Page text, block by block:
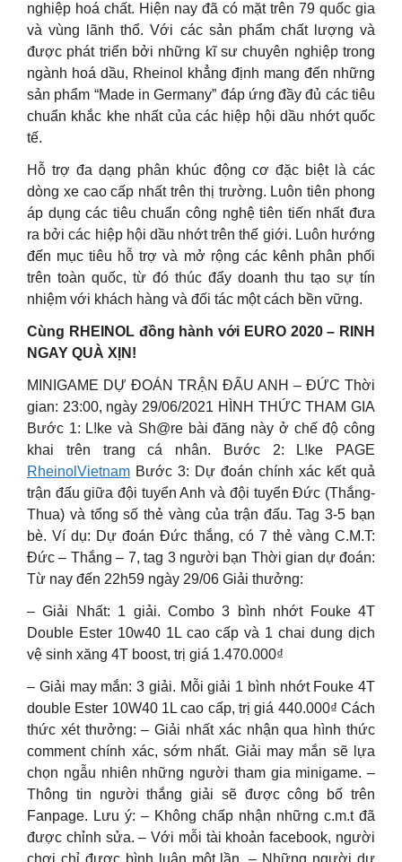
nghiệp hoá chất. Hiện nay đã có mặt trên 79 quốc gia
và vùng lãnh thổ. Với các sản phẩm chất lượng và
được phát triển bởi những kĩ sư chuyên nghiệp trong
ngành hoá dầu, Rheinol khẳng định mang đến những
sản phẩm “Made in Germany” đáp ứng đầy đủ các tiêu
chuẩn khắc khe nhất của các hiệp hội dầu nhớt quốc
tế.
Hỗ trợ đa dạng phân khúc động cơ đặc biệt là các
dòng xe cao cấp nhất trên thị trường. Luôn tiên phong
áp dụng các tiêu chuẩn công nghệ tiên tiến nhất đưa
ra bởi các hiệp hội dầu nhớt trên thế giới. Luôn hướng
đến mục tiêu hỗ trợ và mở rộng các kênh phân phối
trên toàn quốc, từ đó thúc đẩy doanh thu tạo sự tín
nhiệm với khách hàng và đối tác một cách bền vững.
Cùng RHEINOL đồng hành với EURO 2020 – RINH
NGAY QUÀ XỊN!
MINIGAME DỰ ĐOÁN TRẬN ĐẤU ANH – ĐỨC Thời
gian: 23:00, ngày 29/06/2021 HÌNH THỨC THAM GIA
Bước 1: L!ke và Sh@re bài đăng này ở chế độ công
khai trên trang cá nhân. Bước 2: L!ke PAGE
RheinolVietnam Bước 3: Dự đoán chính xác kết quả
trận đấu giữa đội tuyển Anh và đội tuyển Đức (Thắng-
Thua) và tổng số thẻ vàng của trận đấu. Tag 3-5 bạn
bè. Ví dụ: Dự đoán Đức thắng, có 7 thẻ vàng C.M.T:
Đức – Thắng – 7, tag 3 người bạn Thời gian dự đoán:
Từ nay đến 22h59 ngày 29/06 Giải thưởng:
– Giải Nhất: 1 giải. Combo 3 bình nhớt Fouke 4T
Double Ester 10w40 1L cao cấp và 1 chai dung dịch
vệ sinh xăng 4T boost, trị giá 1.470.000₫
– Giải may mắn: 3 giải. Mỗi giải 1 bình nhớt Fouke 4T
double Ester 10W40 1L cao cấp, trị giá 440.000₫ Cách
thức xét thưởng: – Giải nhất xác nhận qua hình thức
comment chính xác, sớm nhất. Giải may mắn sẽ lựa
chọn ngẫu nhiên những người tham gia minigame. –
Thông tin người thắng giải sẽ được công bố trên
Fanpage. Lưu ý: – Không chấp nhận những c.m.t đã
được chỉnh sửa. – Với mỗi tài khoản facebook, người
chơi chỉ được bình luận một lần. – Những người dự